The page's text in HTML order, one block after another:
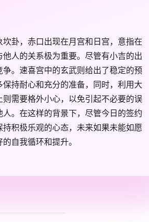
卦，赤口出现在月宫和日宫，意指在
人的关系极为重要。尽管有小吉的出
。速喜宫中的玄武则给出了稳定的预
持耐心和充分的准备，同时，利用大
需要格外小心，以免引起不必要的误
。在这样的背景下，尽管今日的签约
积极乐观的心态，未来如果未能如愿
自我循环和提升。